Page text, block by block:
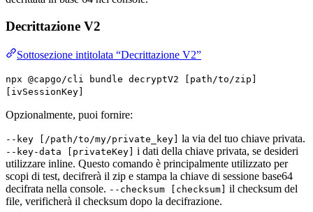
Decrittazione V2
Sottosezione intitolata “Decrittazione V2”
npx @capgo/cli bundle decryptV2 [path/to/zip]
[ivSessionKey]
Opzionalmente, puoi fornire:
--key [/path/to/my/private_key] la via del tuo chiave privata.
--key-data [privateKey] i dati della chiave privata, se desideri
utilizzare inline. Questo comando è principalmente utilizzato per
scopi di test, decifrerà il zip e stampa la chiave di sessione base64
decifrata nella console. --checksum [checksum] il checksum del
file, verificherà il checksum dopo la decifrazione.